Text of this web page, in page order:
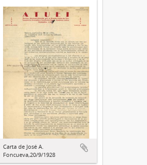
Carta de José A.
Foncueva,20/9/1928